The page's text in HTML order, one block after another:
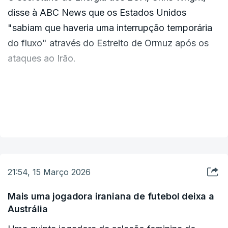
disse à ABC News que os Estados Unidos
"sabiam que haveria uma interrupção temporária
do fluxo" através do Estreito de Ormuz após os
ataques ao Irão.
poderia acontecer ao Estreito de Ormuz, como
lidar com isso", disse.
21:54, 15 Março 2026
Mais uma jogadora iraniana de futebol deixa a
Austrália